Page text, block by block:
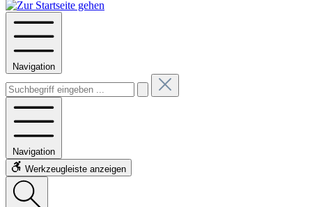
Navigation
Navigation
Werkzeugleiste anzeigen